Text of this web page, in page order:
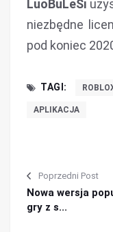
LuoBuLeSi
niezbędne
pod koniec
TAGI:
APLIKACJA
Poprzedni Post
Nowa wersja
gry z s...